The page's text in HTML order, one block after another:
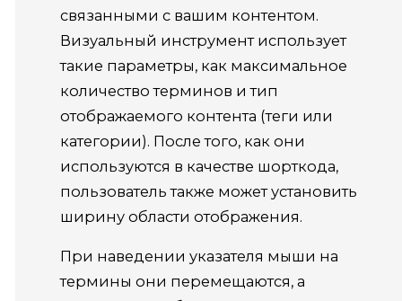
связанными с вашим контентом.
Визуальный инструмент использует
такие параметры, как максимальное
количество терминов и тип
отображаемого контента (теги или
категории). После того, как они
используются в качестве шорткода,
пользователь также может установить
ширину области отображения.
При наведении указателя мыши на
термины они перемещаются, а